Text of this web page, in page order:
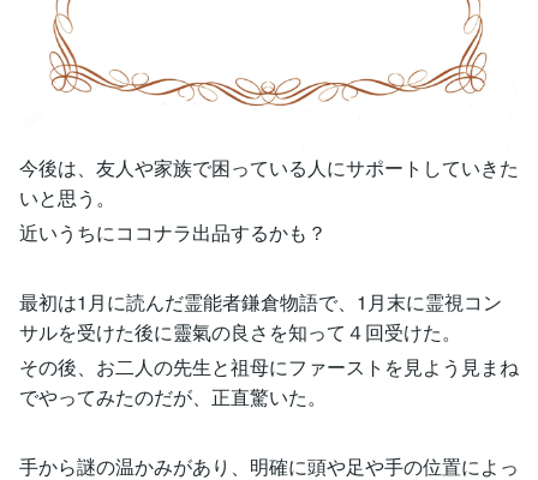
今後は、友人や家族で困っている人にサポートしていきた
いと思う。
近いうちにココナラ出品するかも？
最初は1月に読んだ霊能者鎌倉物語で、1月末に霊視コン
サルを受けた後に靈氣の良さを知って４回受けた。
その後、お二人の先生と祖母にファーストを見よう見まね
でやってみたのだが、正直驚いた。
手から謎の温かみがあり、明確に頭や足や手の位置によっ